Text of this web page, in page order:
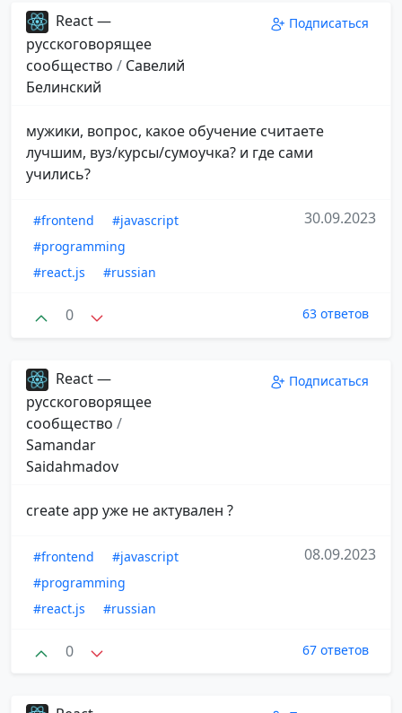
React —
русскоговорящее
сообщество / Савелий
Белинский
Подписаться
мужики, вопрос, какое обучение считаете
лучшим, вуз/курсы/сумоучка? и где сами
учились?
#frontend
#javascript
#programming
#react.js
#russian
30.09.2023
0 63 ответов
React —
русскоговорящее
сообщество /
Samandar
Saidahmadov
Подписаться
create app уже не актувален ?
#frontend
#javascript
#programming
#react.js
#russian
08.09.2023
0 67 ответов